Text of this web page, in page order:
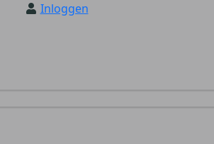
Inloggen